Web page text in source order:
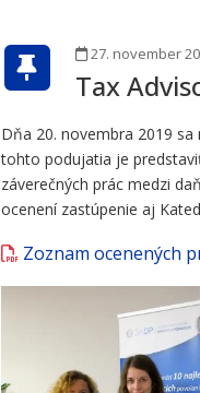
27. november
Tax
Dňa 20. novembra 2019 sa
tohto podujatia je
záverečných prác medzi
ocenení zastúpenie aj
Zoznam ocenených